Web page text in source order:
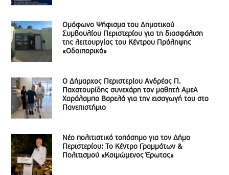
Ομόφωνο Ψήφισμα του Δημοτικού
Συμβουλίου Περιστερίου για τη διασφάλιση
της λειτουργίας του Κέντρου Πρόληψης
«Οδοιπορικό»
Ο Δήμαρχος Περιστερίου Ανδρέας Π.
Παχατουρίδης συνεχάρη τον μαθητή ΑμεΑ
Χαράλαμπο Βαρελά για την εισαγωγή του στο
Πανεπιστήμιο
Νέο πολιτιστικό τοπόσημο για τον Δήμο
Περιστερίου: Το Κέντρο Γραμμάτων &
Πολιτισμού «Κοιμώμενος Έρωτας»